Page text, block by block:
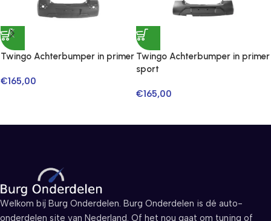
Twingo Achterbumper in primer
€165,00
Twingo Achterbumper in primer
sport
€165,00
Welkom bij Burg Onderdelen. Burg Onderdelen is dé auto-
onderdelen site van Nederland. Of het nou gaat om tuning of